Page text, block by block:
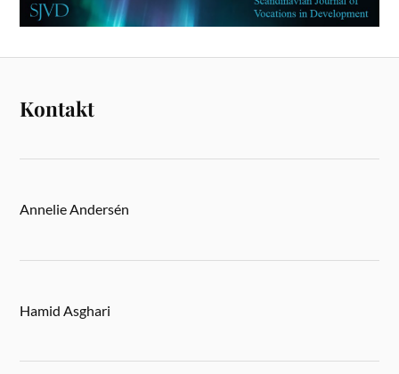
Kontakt
Annelie Andersén
Hamid Asghari